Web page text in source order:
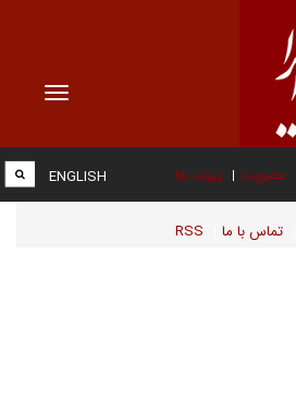
Toggle
عضویت پیوند ها
تماس با ما RSS
ENGLISH